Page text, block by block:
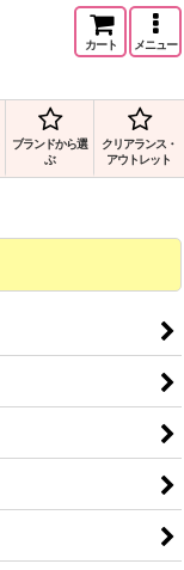
カート メニュー
ブランドから選
ぶ
クリアランス・
アウトレット